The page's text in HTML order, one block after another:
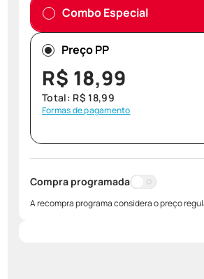
Combo Especial
Preço PP
R$ 18,99
Total: R$ 18,99
Formas de pagamento
Compra programada
A recompra programa considera o preço